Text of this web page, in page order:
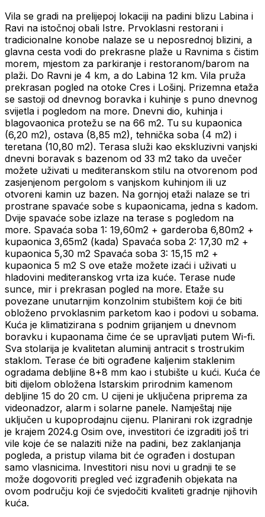
Vila se gradi na prelijepoj lokaciji na padini blizu Labina i
Ravi na istočnoj obali Istre. Prvoklasni restorani i
tradicionalne konobe nalaze se u neposrednoj blizini, a
glavna cesta vodi do prekrasne plaže u Ravnima s čistim
morem, mjestom za parkiranje i restoranom/barom na
plaži. Do Ravni je 4 km, a do Labina 12 km. Vila pruža
prekrasan pogled na otoke Cres i Lošinj. Prizemna etaža
se sastoji od dnevnog boravka i kuhinje s puno dnevnog
svijetla i pogledom na more. Dnevni dio, kuhinja i
blagovaonica protežu se na 66 m2. Tu su kupaonica
(6,20 m2), ostava (8,85 m2), tehnička soba (4 m2) i
teretana (10,80 m2). Terasa služi kao ekskluzivni vanjski
dnevni boravak s bazenom od 33 m2 tako da uvečer
možete uživati u mediteranskom stilu na otvorenom pod
zasjenjenom pergolom s vanjskom kuhinjom ili uz
otvoreni kamin uz bazen. Na gornjoj etaži nalaze se tri
prostrane spavaće sobe s kupaonicama, jedna s kadom.
Dvije spavaće sobe izlaze na terase s pogledom na
more. Spavaća soba 1: 19,60m2 + garderoba 6,80m2 +
kupaonica 3,65m2 (kada) Spavaća soba 2: 17,30 m2 +
kupaonica 5,30 m2 Spavaća soba 3: 15,15 m2 +
kupaonica 5 m2 S ove etaže možete izaći i uživati u
hladovini mediteranskog vrta iza kuće. Terase nude
sunce, mir i prekrasan pogled na more. Etaže su
povezane unutarnjim konzolnim stubištem koji će biti
obloženo prvoklasnim parketom kao i podovi u sobama.
Kuća je klimatizirana s podnim grijanjem u dnevnom
boravku i kupaonama čime će se upravljati putem Wi-fi.
Sva stolarija je kvalitetan aluminij antracit s trostrukim
staklom. Terase će biti ograđene kaljenim staklenim
ogradama debljine 8+8 mm kao i stubište u kući. Kuća će
biti dijelom obložena Istarskim prirodnim kamenom
debljine 15 do 20 cm. U cijeni je uključena priprema za
videonadzor, alarm i solarne panele. Namještaj nije
uključen u kupoprodajnu cijenu. Planirani rok izgradnje
je krajem 2024.g Osim ove, investitori će izgraditi još tri
vile koje će se nalaziti niže na padini, bez zaklanjanja
pogleda, a pristup vilama bit će ograđen i dostupan
samo vlasnicima. Investitori nisu novi u gradnji te se
može dogovoriti pregled već izgrađenih objekata na
ovom području koji će svjedočiti kvaliteti gradnje njihovih
kuća.